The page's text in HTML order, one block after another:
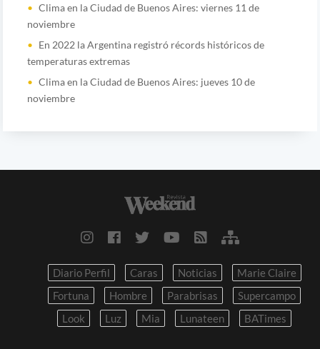
Clima en la Ciudad de Buenos Aires: viernes 11 de
noviembre
En 2022 la Argentina registró récords históricos de
temperaturas extremas
Clima en la Ciudad de Buenos Aires: jueves 10 de
noviembre
Diario Perfil Caras Noticias
Marie Claire
Fortuna
Hombre Parabrisas
Supercampo
Look
Luz Mia Lunateen BATimes